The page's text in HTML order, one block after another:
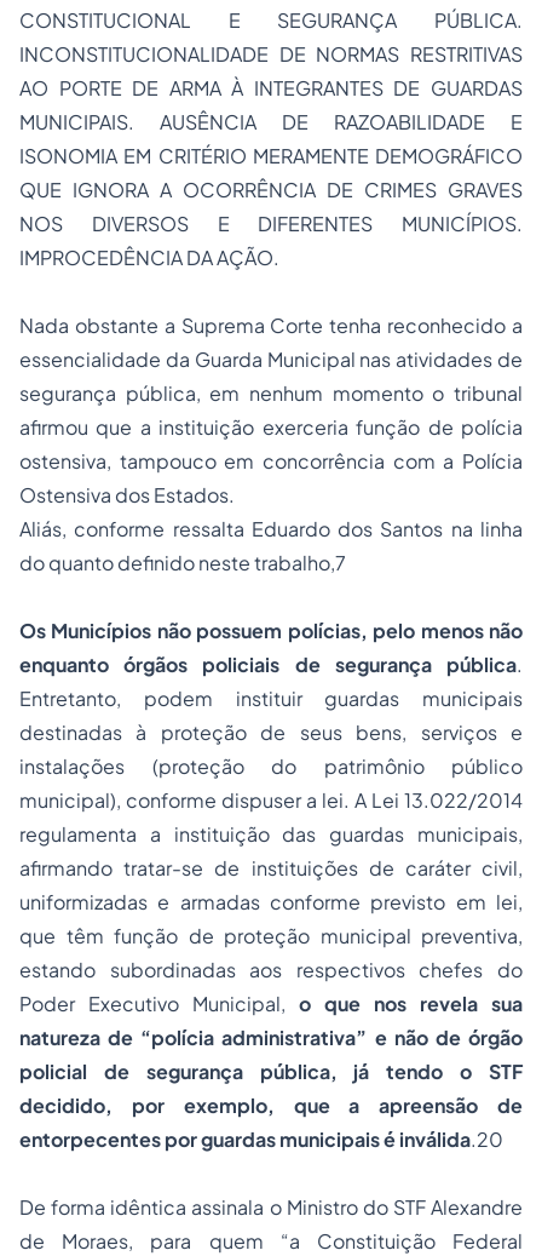
CONSTITUCIONAL E SEGURANÇA PÚBLICA.
INCONSTITUCIONALIDADE DE NORMAS RESTRITIVAS
AO PORTE DE ARMA À INTEGRANTES DE GUARDAS
MUNICIPAIS. AUSÊNCIA DE RAZOABILIDADE E
ISONOMIA EM CRITÉRIO MERAMENTE DEMOGRÁFICO
QUE IGNORA A OCORRÊNCIA DE CRIMES GRAVES
NOS DIVERSOS E DIFERENTES MUNICÍPIOS.
IMPROCEDÊNCIA DA AÇÃO.
Nada obstante a Suprema Corte tenha reconhecido a
essencialidade da Guarda Municipal nas atividades de
segurança pública, em nenhum momento o tribunal
afirmou que a instituição exerceria função de polícia
ostensiva, tampouco em concorrência com a Polícia
Ostensiva dos Estados.
Aliás, conforme ressalta Eduardo dos Santos na linha
do quanto definido neste trabalho,7
Os Municípios não possuem polícias, pelo menos não
enquanto órgãos policiais de segurança pública.
Entretanto, podem instituir guardas municipais
destinadas à proteção de seus bens, serviços e
instalações (proteção do patrimônio público
municipal), conforme dispuser a lei. A Lei 13.022/2014
regulamenta a instituição das guardas municipais,
afirmando tratar-se de instituições de caráter civil,
uniformizadas e armadas conforme previsto em lei,
que têm função de proteção municipal preventiva,
estando subordinadas aos respectivos chefes do
Poder Executivo Municipal, o que nos revela sua
natureza de “polícia administrativa” e não de órgão
policial de segurança pública, já tendo o STF
decidido, por exemplo, que a apreensão de
entorpecentes por guardas municipais é inválida.20
De forma idêntica assinala o Ministro do STF Alexandre
de Moraes, para quem “a Constituição Federal